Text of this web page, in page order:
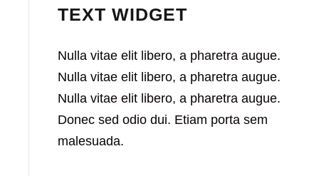
TEXT WIDGET
Nulla vitae elit libero, a pharetra augue.
Nulla vitae elit libero, a pharetra augue.
Nulla vitae elit libero, a pharetra augue.
Donec sed odio dui. Etiam porta sem
malesuada.